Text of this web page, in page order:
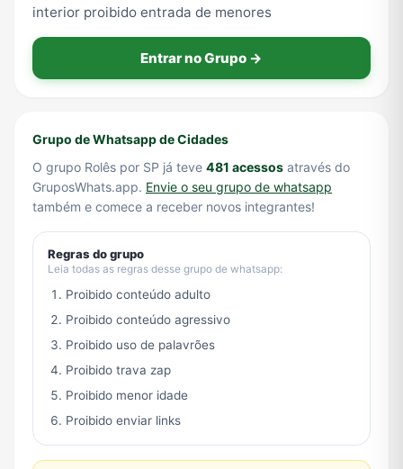
Vídeos
interior proibido entrada de menores
Entrar no Grupo →
Grupo de Whatsapp de Cidades
O grupo Rolês por SP já teve 481 acessos através do
GruposWhats.app. Envie o seu grupo de whatsapp
também e comece a receber novos integrantes!
Regras do grupo
Leia todas as regras desse grupo de whatsapp:
Proibido conteúdo adulto
Proibido conteúdo agressivo
Proibido uso de palavrões
Proibido trava zap
Proibido menor idade
Proibido enviar links